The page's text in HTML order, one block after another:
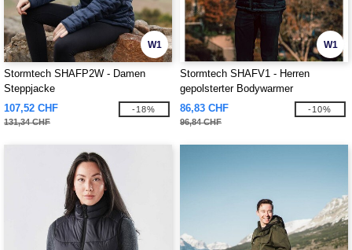
W1
Stormtech SHAFP2W - Damen
Steppjacke
107,52 CHF
131,34 CHF
-18%
W1
Stormtech SHAFV1 - Herren
gepolsterter Bodywarmer
86,83 CHF
96,84 CHF
-10%